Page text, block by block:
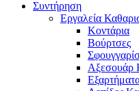
Συντήρηση
Εργαλεία
Κοντάρια
Βούρτσες
Αξεσουάρ